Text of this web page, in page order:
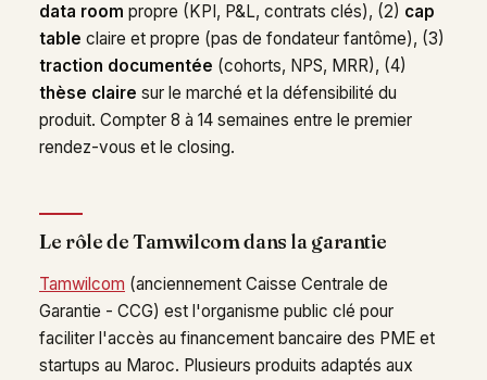
data room propre (KPI, P&L, contrats clés), (2) cap
table claire et propre (pas de fondateur fantôme), (3)
traction documentée (cohorts, NPS, MRR), (4)
thèse claire sur le marché et la défensibilité du
produit. Compter 8 à 14 semaines entre le premier
rendez-vous et le closing.
Le rôle de Tamwilcom dans la garantie
Tamwilcom (anciennement Caisse Centrale de
Garantie - CCG) est l'organisme public clé pour
faciliter l'accès au financement bancaire des PME et
startups au Maroc. Plusieurs produits adaptés aux